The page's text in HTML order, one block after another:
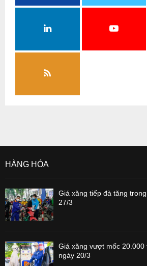
HÀNG HÓA
Giá xăng tiếp đà tăng
27/3
Giá xăng vượt mốc 20.000
ngày 20/3